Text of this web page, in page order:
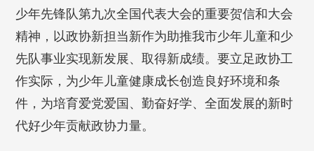
少年先锋队第九次全国代表大会的重要贺信和大会
精神，以政协新担当新作为助推我市少年儿童和少
先队事业实现新发展、取得新成绩。要立足政协工
作实际，为少年儿童健康成长创造良好环境和条
件，为培育爱党爱国、勤奋好学、全面发展的新时
代好少年贡献政协力量。